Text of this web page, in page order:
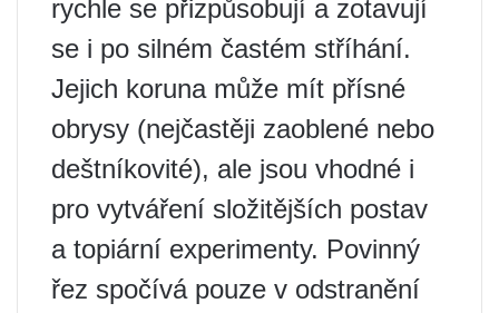
rychle se přizpůsobují a zotavují
se i po silném častém stříhání.
Jejich koruna může mít přísné
obrysy (nejčastěji zaoblené nebo
deštníkovité), ale jsou vhodné i
pro vytváření složitějších postav
a topiární experimenty. Povinný
řez spočívá pouze v odstranění